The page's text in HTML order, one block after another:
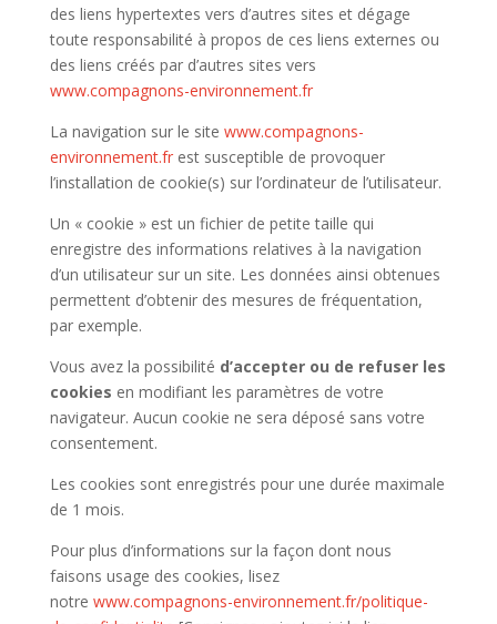
des liens hypertextes vers d’autres sites et dégage
toute responsabilité à propos de ces liens externes ou
des liens créés par d’autres sites vers
www.compagnons-environnement.fr
La navigation sur le site www.compagnons-
environnement.fr est susceptible de provoquer
l’installation de cookie(s) sur l’ordinateur de l’utilisateur.
Un « cookie » est un fichier de petite taille qui
enregistre des informations relatives à la navigation
d’un utilisateur sur un site. Les données ainsi obtenues
permettent d’obtenir des mesures de fréquentation,
par exemple.
Vous avez la possibilité d’accepter ou de refuser les
cookies en modifiant les paramètres de votre
navigateur. Aucun cookie ne sera déposé sans votre
consentement.
Les cookies sont enregistrés pour une durée maximale
de 1 mois.
Pour plus d’informations sur la façon dont nous
faisons usage des cookies, lisez
notre www.compagnons-environnement.fr/politique-